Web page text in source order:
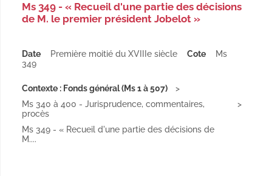
Ms 349 - « Recueil d'une partie des décisions
de M. le premier président Jobelot »
Date Première moitié du XVIIIe siècle Cote
Ms
349
Contexte : Fonds général (Ms 1 à 507)
Ms 340 à 400 - Jurisprudence, commentaires,
procès
Ms 349 - « Recueil d'une partie des décisions de
M....